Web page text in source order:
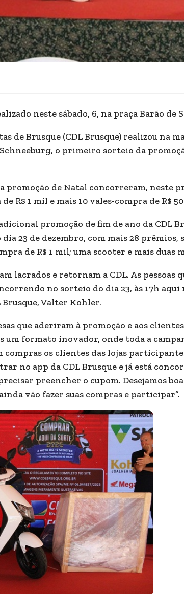
neste sábado, 6, na praça Barão de
de Brusque (CDL Brusque) realizou na
o primeiro sorteio da
promoção de Natal concorreram, neste
R$ 1 mil e mais 10 vales-compra de R$
promoção de fim de ano da CDL
23 de dezembro, com mais 28 prêmios,
de R$ 1 mil; uma scooter e mais duas
lacrados e retornam a CDL. As pessoas
no sorteio do dia 23, às 17h aqui
Valter Kohler.
que aderiram à promoção e aos
um formato inovador, onde toda a
compras os clientes das lojas
no app da CDL Brusque e já está
preencher o cupom. Desejamos
vão fazer suas compras e participar”.